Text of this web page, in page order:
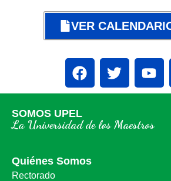
VER
SOMOS UPEL
La Universidad de los Maestros
Quiénes Somos
Rectorado